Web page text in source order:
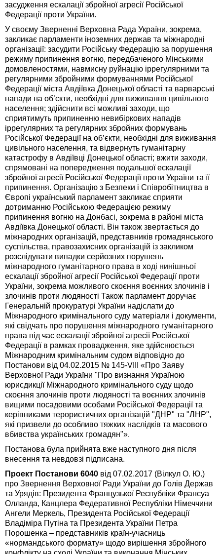
засудження ескалації збройної агресії Російської
Федерації проти України.
У своєму Зверненні Верховна Рада України, зокрема,
закликає парламенти іноземних держав та міжнародні
організації: засудити Російську Федерацію за порушення
режиму припинення вогню, передбаченого Мінськими
домовленостями, навмисну руйнацію іррегулярними та
регулярними збройними формуваннями Російської
Федерації міста Авдіївка Донецької області та варварські
напади на об’єкти, необхідні для виживання цивільного
населення; здійснити всі можливі заходи, що
сприятимуть припиненню невибіркових нападів
іррегулярних та регулярних збройних формувань
Російської Федерації на об’єкти, необхідні для виживання
цивільного населення, та відвернуть гуманітарну
катастрофу в Авдіївці Донецької області; вжити заходи,
спрямовані на попередження подальшої ескалації
збройної агресії Російської Федерації проти України та її
припинення. Організацію з Безпеки і Співробітництва в
Європі український парламент закликає сприяти
дотриманню Російською Федерацією режиму
припинення вогню на Донбасі, зокрема в районі міста
Авдіївка Донецької області. Він також звертається до
міжнародних організацій, представників громадянського
суспільства, правозахисних організацій із закликом
розслідувати випадки серйозних порушень
міжнародного гуманітарного права в ході нинішньої
ескалації збройної агресії Російської Федерації проти
України, зокрема можливого скоєння воєнних злочинів і
злочинів проти людяності Також парламент доручає
Генеральній прокуратурі України надіслати до
Міжнародного кримінального суду матеріали і документи,
які свідчать про порушення міжнародного гуманітарного
права під час ескалації збройної агресії Російської
Федерації в рамках провадження, яке здійснюється
Міжнародним кримінальним судом відповідно до
Постанови від 04.02.2015 № 145-VIII «Про Заяву
Верховної Ради України "Про визнання Україною
юрисдикції Міжнародного кримінального суду щодо
скоєння злочинів проти людяності та воєнних злочинів
вищими посадовими особами Російської Федерації та
керівниками терористичних організацій "ДНР" та "ЛНР",
які призвели до особливо тяжких наслідків та масового
вбивства українських громадян"».
Постанова була прийнята вже наступного дня після
внесення та невдовзі підписана.
Проект Постанови 6040 від 07.02.2017 (Вілкул О. Ю.)
про Звернення Верховної Ради України до Голів Держав
та Урядів: Президента Французької Республіки Франсуа
Олланда, Канцлера Федеративної Республіки Німеччини
Ангели Меркель, Президента Російської Федерації
Владіміра Путіна та Президента України Петра
Порошенка – представників країн-учасниць
«нормандського формату» щодо вирішення збройного